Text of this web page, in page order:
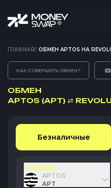
ГЛАВНАЯ/ ОБМЕН APTOS НА
КАК СОВЕРШИТЬ ОБМЕН?
ОБМЕН
APTOS (APT) ⇄
Безналичные
ОТДАЮ
APTOS
APT